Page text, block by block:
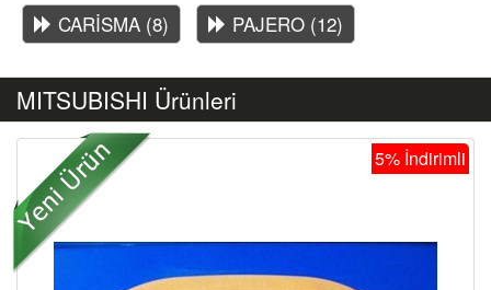
CARİSMA (8) PAJERO (12)
MITSUBISHI Ürünleri
5% İndirimli